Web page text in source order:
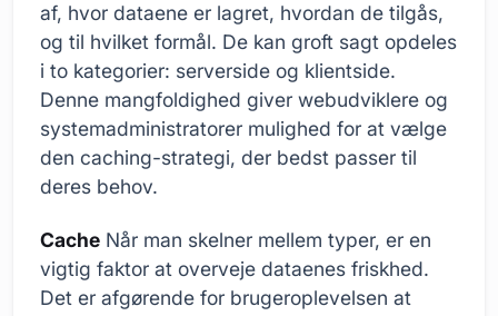
af, hvor dataene er lagret, hvordan de tilgås,
og til hvilket formål. De kan groft sagt opdeles
i to kategorier: serverside og klientside.
Denne mangfoldighed giver webudviklere og
systemadministratorer mulighed for at vælge
den caching-strategi, der bedst passer til
deres behov.
Cache Når man skelner mellem typer, er en
vigtig faktor at overveje dataenes friskhed.
Det er afgørende for brugeroplevelsen at